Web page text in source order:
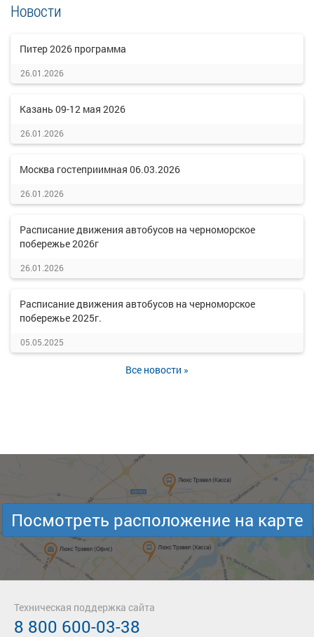
Новости
Питер 2026 программа
26.01.2026
Казань 09-12 мая 2026
26.01.2026
Москва гостеприимная 06.03.2026
26.01.2026
Расписание движения автобусов на черноморское
побережье 2026г
26.01.2026
Расписание движения автобусов на черноморское
побережье 2025г.
05.05.2025
Все новости »
Посмотреть расположение на карте
Техническая поддержка сайта
8 800 600-03-38